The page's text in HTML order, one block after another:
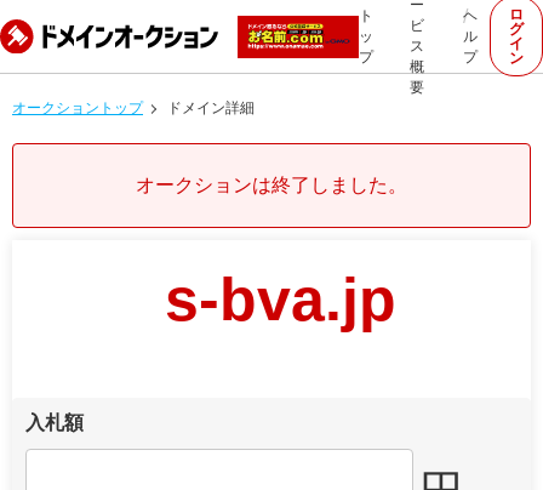
ト
ッ
プ
ー
ビ
ス
概
要
ヘ
ル
プ
ロ
グ
イ
ン
オークショントップ ドメイン詳細
オークションは終了しました。
s-bva.jp
入札額